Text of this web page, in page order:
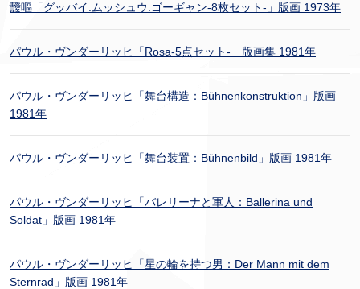
靉嘔「グッバイ.ムッシュウ.ゴーギャン-8枚セット-」版画 1973年
パウル・ヴンダーリッヒ「Rosa-5点セット-」版画集 1981年
パウル・ヴンダーリッヒ「舞台構造：Bühnenkonstruktion」版画
1981年
パウル・ヴンダーリッヒ「舞台装置：Bühnenbild」版画 1981年
パウル・ヴンダーリッヒ「バレリーナと軍人：Ballerina und
Soldat」版画 1981年
パウル・ヴンダーリッヒ「星の輪を持つ男：Der Mann mit dem
Sternrad」版画 1981年